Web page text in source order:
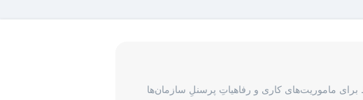
ماموریت‌های کاری و رفاهیاتِ پرسنلِ سازمان‌ها